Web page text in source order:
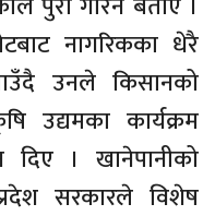
नागरिकका धेरै
उनले किसानको
उद्यमका कार्यक्रम
दिए । खानेपानीको
सरकारले विशेष